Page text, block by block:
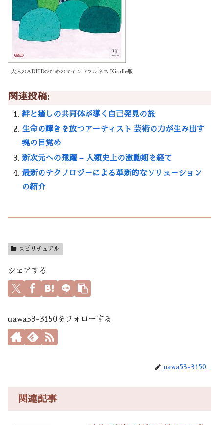
大人のADHDのためのマインドフルネス Kindle版
関連投稿:
絆と癒しの共同体が導く自己発見の旅
生命の輝きを放つアーティスト 芸術の力が生み出す
魂の目覚め
新次元への飛躍 – 人類史上の激動期を経て
最新のテクノロジーによる革新的なソリューション
の紹介
スピリチュアル
シェアする
uawa53-3150をフォローする
uawa53-3150
関連記事